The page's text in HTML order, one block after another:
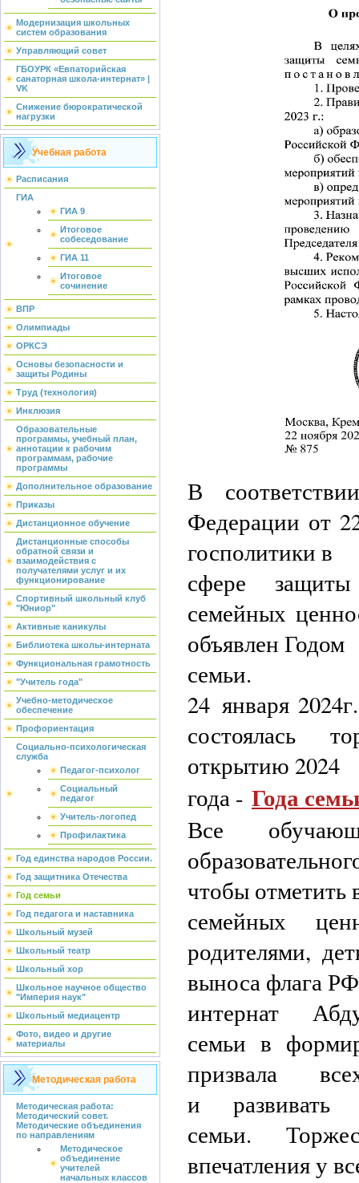
Модернизация школьных
систем образования
Управляющий совет
ГБОУРК «Евпаторийская
санаторная школа-интернат» |
VK
Снижение бюрократической
нагрузки
Учебная работа
Расписания
ГИА
ГИА 9
Итоговое
собеседование
ГИА 11
Итоговое
сочинение
ВПР
Олимпиады
ОРКСЭ
Основы безопасности и
защиты Родины
Труд (технология)
Инклюзия
Образовательные
программы, учебный план,
аннотации к рабочим
программам, рабочие
программы
Дополнительное образование
Приказы
Дистанционное обучение
Дистанционные способы
обратной связи и
взаимодействия с
получателями услуг и их
функционирование
Спортивный школьный клуб
"Юниор"
Активные каникулы
Библиотека школы-интерната
Функциональная грамотность
"Учитель года"
Учебно-методическое
обеспечение
Профориентация
Социально-психологическая
служба
Педагог-психолог
Социальный
педагог
Учитель-логопед
Профилактика
Год единства народов России.
Год защитника Отечества
Год семьи
Год педагога и наставника
Школьный музей
Школьный театр
Школьный хор
Школьное научное общество
"Империя наук"
Школьный медиацентр
Фото, видео и другие
материалы
Методическая работа
Методическая работа:
Методический совет.
Методические объединения
по направлениям
Методическое
объединение
учителей
начальных классов
В
Федерации от
госполитики в
сфере
семейных
объявлен Годом
семьи.
24 января
состоялась
открытию 2024
года - Года
Все
чтобы
семейных
родителями,
выноса флага
интернат
семьи в
призвала
и развивать
семьи.
впечатления у